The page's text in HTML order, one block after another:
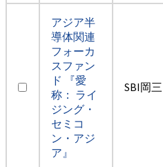
アジア半
導体関連
フォーカ
スファン
ド 『愛
称： ライ
ジング・
セミコ
ン・アジ
ア』
SBI岡三